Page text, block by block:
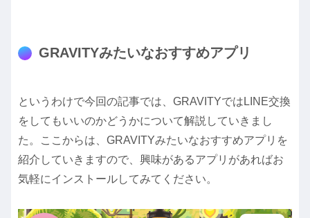
GRAVITYみたいなおすすめアプリ
というわけで今回の記事では、GRAVITYではLINE交換
をしてもいいのかどうかについて解説していきまし
た。ここからは、GRAVITYみたいなおすすめアプリを
紹介していきますので、興味があるアプリがあればお
気軽にインストールしてみてください。